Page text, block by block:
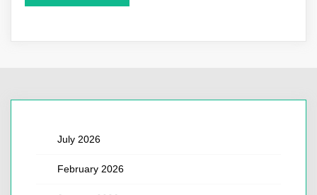
July 2026
February 2026